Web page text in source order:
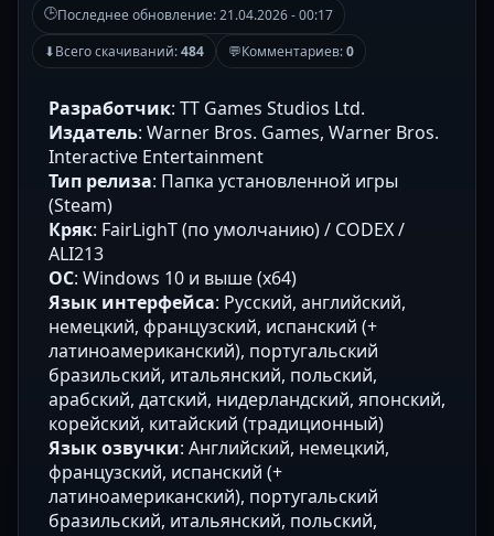
🕒Последнее обновление:21.04.2026 - 00:17
⬇Всего скачиваний:484 💬Комментариев:0
Разработчик: TT Games Studios Ltd.
Издатель: Warner Bros. Games, Warner Bros.
Interactive Entertainment
Тип релиза: Папка установленной игры
(Steam)
Кряк: FairLighT (по умолчанию) / CODEX /
ALI213
ОС: Windows 10 и выше (x64)
Язык интерфейса: Русский, английский,
немецкий, французский, испанский (+
латиноамериканский), португальский
бразильский, итальянский, польский,
арабский, датский, нидерландский, японский,
корейский, китайский (традиционный)
Язык озвучки: Английский, немецкий,
французский, испанский (+
латиноамериканский), португальский
бразильский, итальянский, польский,